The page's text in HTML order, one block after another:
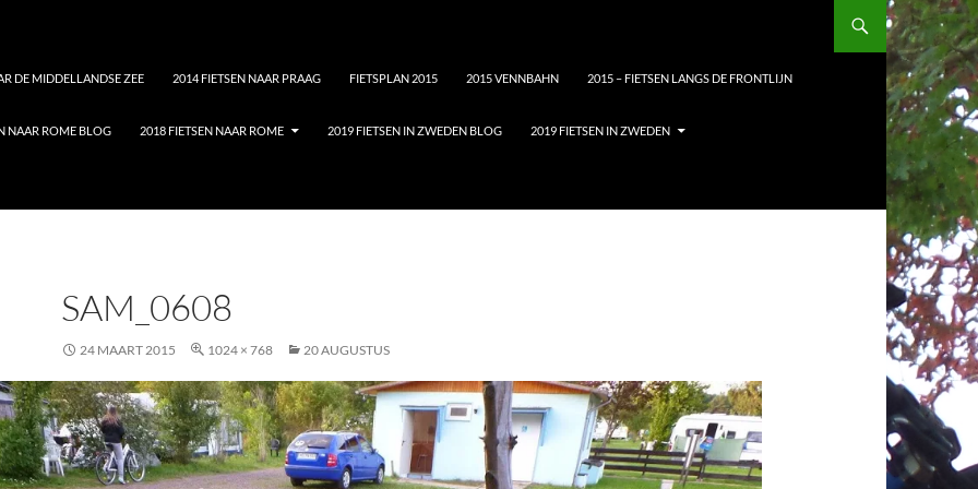
DE MIDDELLANDSE ZEE 2014 FIETSEN NAAR PRAAG FIETSPLAN 2015 2015 VENNBAHN 2015 – FIETSEN LANGS DE FRONTLIJN
NAAR ROME BLOG 2018 FIETSEN NAAR ROME 2019 FIETSEN IN ZWEDEN BLOG 2019 FIETSEN IN ZWEDEN
SAM_0608
24 MAART 2015 1024 × 768 20 AUGUSTUS